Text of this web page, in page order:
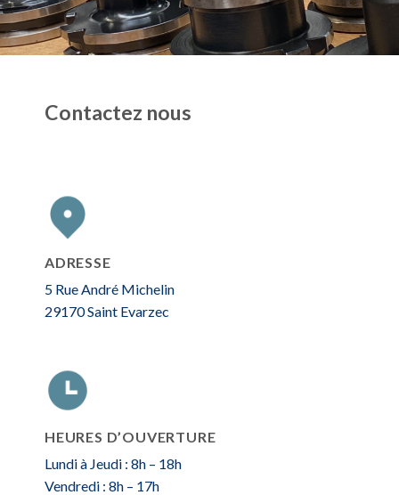
Contactez nous
ADRESSE
5 Rue André Michelin
29170 Saint Evarzec
HEURES D’OUVERTURE
Lundi à Jeudi : 8h – 18h
Vendredi : 8h – 17h